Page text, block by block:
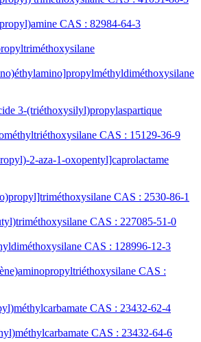
CAS : 82984-64-3
3-(triéthoxysilyl)propylaspartique
CAS : 15129-36-9
2-aza-1-oxopentyl]caprolactame
CAS : 2530-86-1
CAS : 227085-51-0
CAS : 128996-12-3
CAS :
CAS : 23432-62-4
CAS : 23432-64-6